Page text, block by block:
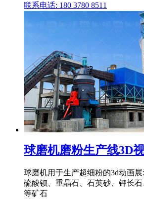
联系电话: 180 3780 8511
球磨机磨粉生产线3D
球磨机用于生产超细粉的3d动画展
硫酸钡、重晶石、石英砂、钾长
等矿石